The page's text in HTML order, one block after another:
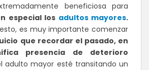
beneficiosa para
especial los adultos mayores.
es muy importante comenzar
que recordar el pasado, en
presencia de deterioro
adulto mayor esté transitando un